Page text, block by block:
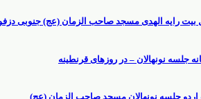
رایه الهدی مسجد صاحب الزمان (عج) جنوبی دزفول
جلسه نونهالان – در روزهای قرنطینه